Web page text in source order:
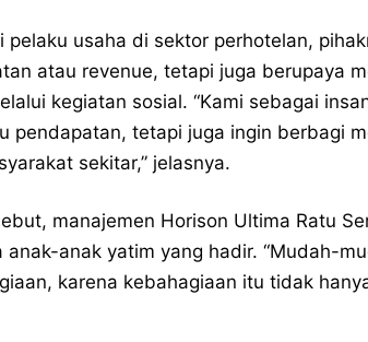
pelaku usaha di sektor perhotelan,
atau revenue, tetapi juga berupaya
kegiatan sosial. “Kami sebagai
pendapatan, tetapi juga ingin berbagi
sekitar,” jelasnya.
manajemen Horison Ultima Ratu
anak-anak yatim yang hadir. “Mudah-
karena kebahagiaan itu tidak